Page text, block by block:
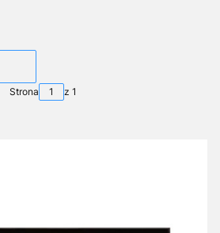
Strona z 1